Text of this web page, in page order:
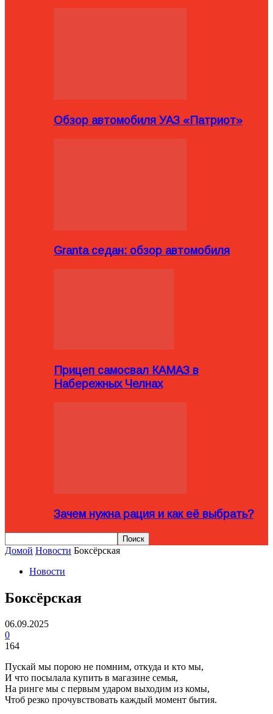
Обзор автомобиля УАЗ «Патриот»
Granta седан: обзор автомобиля
Прицеп самосвал КАМАЗ в
Набережных Челнах
Зачем нужна рация и как её выбрать?
Домой Новости Боксёрская
Новости
Боксёрская
06.09.2025
0
164
Пускай мы порою не помним, откуда и кто мы,
И что посылала купить в магазине семья,
На ринге мы с первым ударом выходим из комы,
Чтоб резко прочувствовать каждый момент бытия.